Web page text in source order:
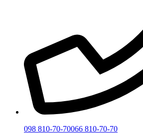
098 810-70-70066 810-70-70